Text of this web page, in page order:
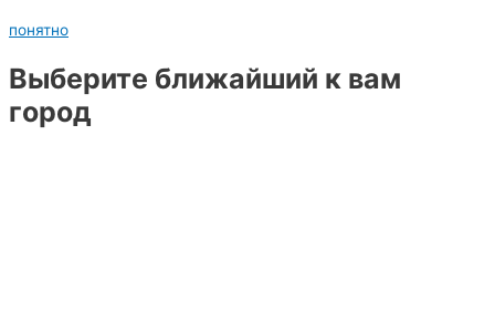
понятно
Выберите ближайший к вам
город